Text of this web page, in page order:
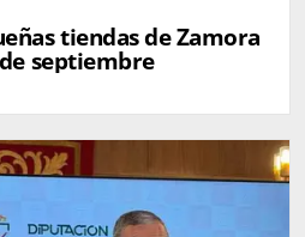
tiendas de Zamora
septiembre